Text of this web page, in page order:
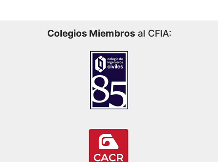
Colegios Miembros al CFIA: